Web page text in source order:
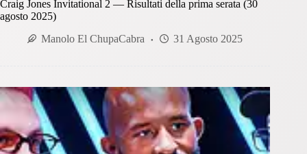
Craig Jones Invitational 2 — Risultati della prima serata (30
agosto 2025)
Manolo El ChupaCabra
31 Agosto 2025